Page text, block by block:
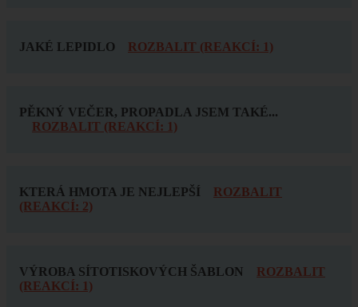
JAKÉ LEPIDLO ROZBALIT (REAKCÍ: 1)
PĚKNÝ VEČER, PROPADLA JSEM TAKÉ...
ROZBALIT (REAKCÍ: 1)
KTERÁ HMOTA JE NEJLEPŠÍ
ROZBALIT
(REAKCÍ: 2)
VÝROBA SÍTOTISKOVÝCH ŠABLON
ROZBALIT
(REAKCÍ: 1)